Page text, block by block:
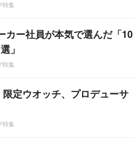
特集
カー社員が本気で選んだ「10
」
特集
限定ウオッチ、プロデューサ
特集